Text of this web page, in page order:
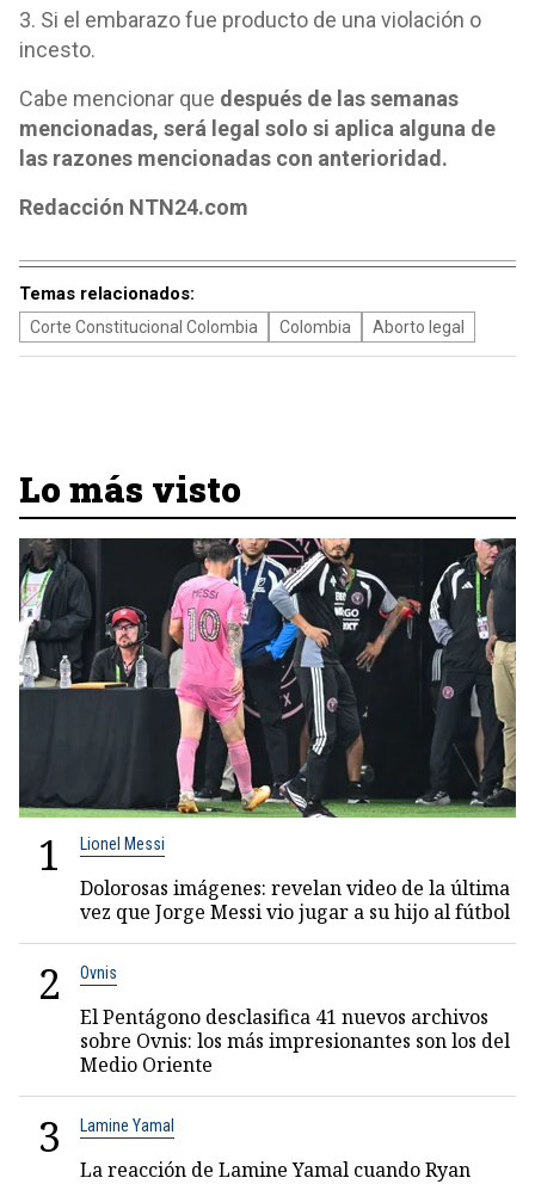
3. Si el embarazo fue producto de una violación o
incesto.
Cabe mencionar que después de las semanas
mencionadas, será legal solo si aplica alguna de
las razones mencionadas con anterioridad.
Redacción NTN24.com
Temas relacionados:
Corte Constitucional Colombia Colombia Aborto legal
Lo más visto
1 Lionel Messi
Dolorosas imágenes: revelan video de la última
vez que Jorge Messi vio jugar a su hijo al fútbol
2 Ovnis
El Pentágono desclasifica 41 nuevos archivos
sobre Ovnis: los más impresionantes son los del
Medio Oriente
3 Lamine Yamal
La reacción de Lamine Yamal cuando Ryan